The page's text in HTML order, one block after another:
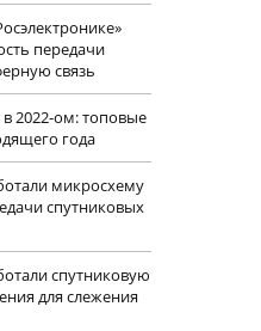
передачи
связь
2022-ом: топовые
года
микросхему
спутниковых
спутниковую
для слежения